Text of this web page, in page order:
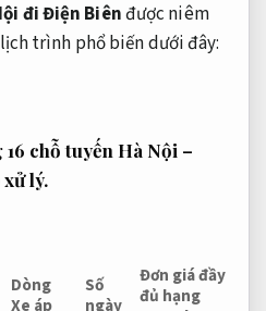
đi Điện Biênđược niêm
trình phổ biến dưới đây:
chỗ tuyến Hà Nội –
lý.
Dòng
Xe áp
Số
ngày
Đơn giá đầy
đủ hạng